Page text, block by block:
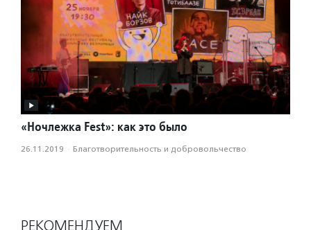
«Ночлежка Fest»: как это было
26.11.2019 · Благотвори­тель­ность и доброволь­чест­во
РЕКОМЕНДУЕМ